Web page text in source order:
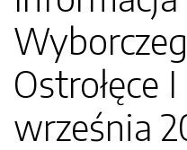
Ostrołęce
września